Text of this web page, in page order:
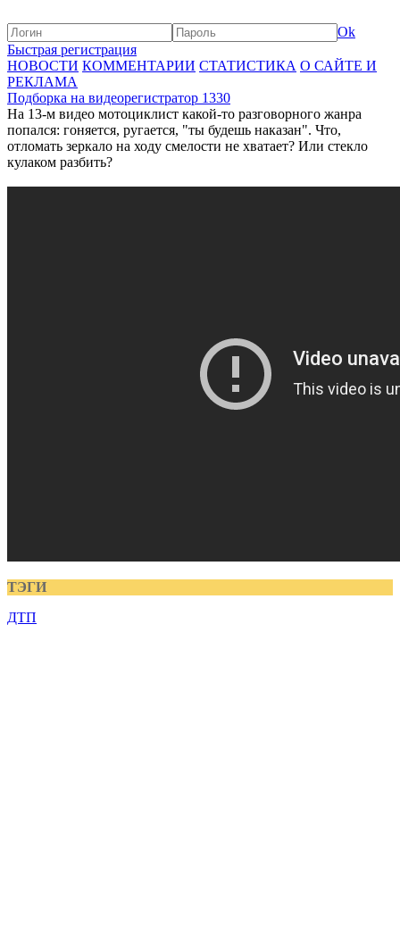
Ok
Быстрая регистрация
НОВОСТИ КОММЕНТАРИИ СТАТИСТИКА О САЙТЕ И
РЕКЛАМА
Подборка на видеорегистратор 1330
На 13-м видео мотоциклист какой-то разговорного жанра
попался: гоняется, ругается, "ты будешь наказан". Что,
отломать зеркало на ходу смелости не хватает? Или стекло
кулаком разбить?
ТЭГИ
ДТП